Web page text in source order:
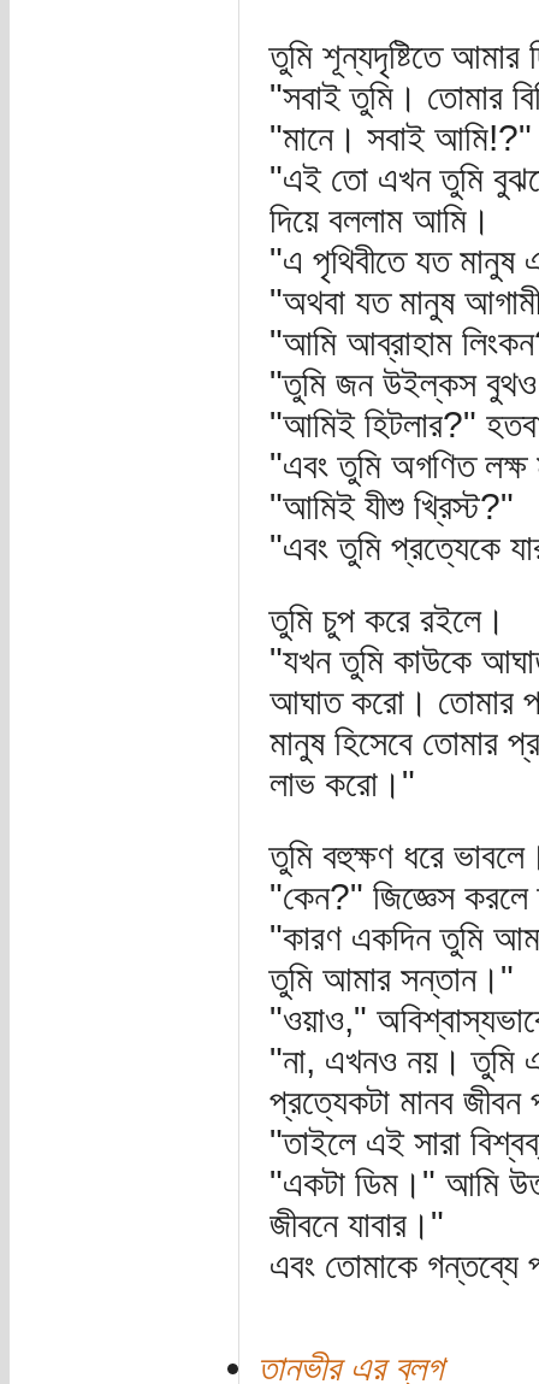
তুমি শূন্যদৃষ্টিতে আমার
"সবাই তুমি। তোমার
"মানে। সবাই আমি!?"
"এই তো এখন তুমি
দিয়ে বললাম আমি।
"এ পৃথিবীতে যত
"অথবা যত মানুষ
"আমি আব্রাহাম
"তুমি জন উইল্কস
"আমিই হিটলার?"
"এবং তুমি অগণিত লক্ষ
"আমিই যীশু খ্রিস্ট?"
"এবং তুমি প্রত্যেকে
তুমি চুপ করে রইলে।
"যখন তুমি কাউকে
আঘাত করো। তোমার
মানুষ হিসেবে তোমার
লাভ করো।"
তুমি বহুক্ষণ ধরে
"কেন?" জিজ্ঞেস
"কারণ একদিন তুমি
তুমি আমার সন্তান।"
"ওয়াও,"
"না, এখনও নয়। তুমি
প্রত্যেকটা মানব
"তাইলে এই সারা
"একটা ডিম।" আমি
জীবনে যাবার।"
এবং তোমাকে গন্তব্যে
তানভীর এর ব্লগ